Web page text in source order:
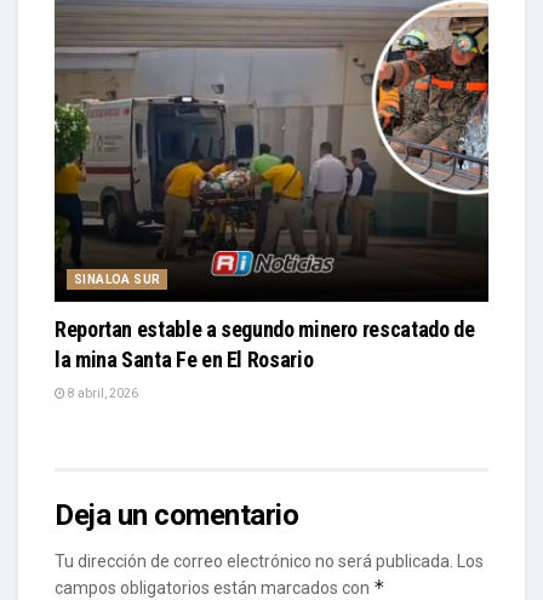
SINALOA SUR
Reportan estable a segundo minero rescatado de
la mina Santa Fe en El Rosario
8 abril, 2026
Deja un comentario
Tu dirección de correo electrónico no será publicada. Los
campos obligatorios están marcados con *